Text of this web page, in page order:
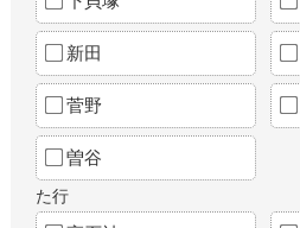
新田
菅野
曽谷
た行